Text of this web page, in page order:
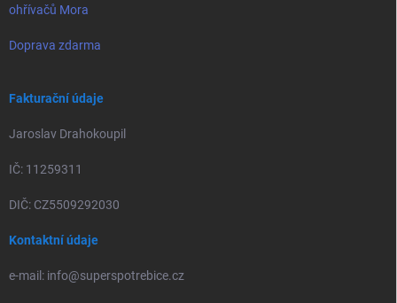
ohřívačů Mora
Doprava zdarma
Fakturační údaje
Jaroslav Drahokoupil
IČ: 11259311
DIČ: CZ5509292030
Kontaktní údaje
e-mail: info@superspotrebice.cz